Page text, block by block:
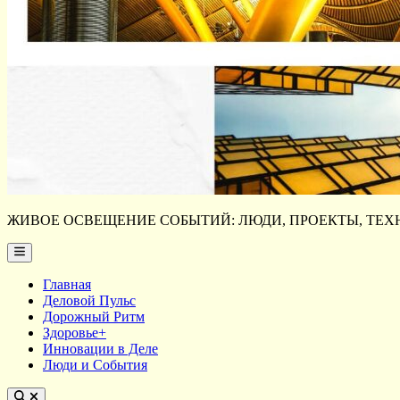
ЖИВОЕ ОСВЕЩЕНИЕ СОБЫТИЙ: ЛЮДИ, ПРОЕКТЫ,
Main
Menu
Главная
Деловой Пульс
Дорожный Ритм
Здоровье+
Инновации в Деле
Люди и События